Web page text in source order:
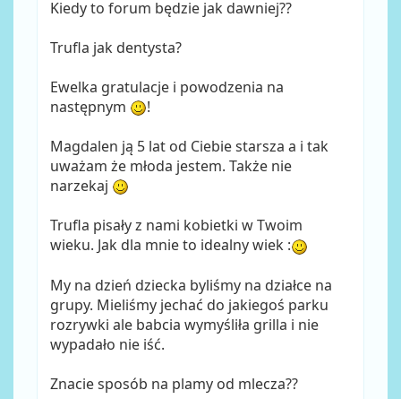
Kiedy to forum będzie jak dawniej??
Trufla jak dentysta?
Ewelka gratulacje i powodzenia na
następnym
!
Magdalen ją 5 lat od Ciebie starsza a i tak
uważam że młoda jestem. Także nie
narzekaj
Trufla pisały z nami kobietki w Twoim
wieku. Jak dla mnie to idealny wiek :
My na dzień dziecka byliśmy na działce na
grupy. Mieliśmy jechać do jakiegoś parku
rozrywki ale babcia wymyśliła grilla i nie
wypadało nie iść.
Znacie sposób na plamy od mlecza??